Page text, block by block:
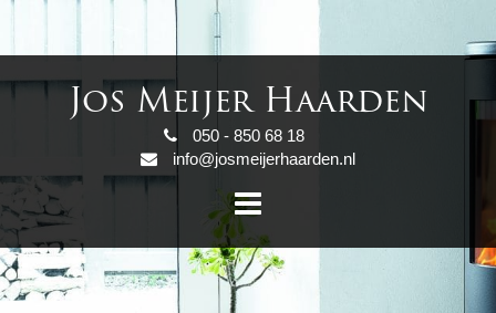
Jos Meijer Haarden
050 - 850 68 18
info@josmeijerhaarden.nl